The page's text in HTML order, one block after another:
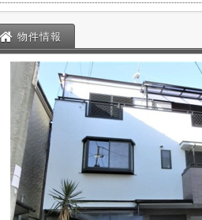
物件情報